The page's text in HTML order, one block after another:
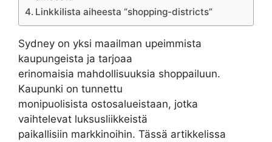
Linkkilista aiheesta “shopping-districts”
Sydney on yksi maailman upeimmista
kaupungeista ja tarjoaa
erinomaisia mahdollisuuksia shoppailuun.
Kaupunki on tunnettu
monipuolisista ostosalueistaan, jotka
vaihtelevat luksusliikkeistä
paikallisiin markkinoihin. Tässä artikkelissa